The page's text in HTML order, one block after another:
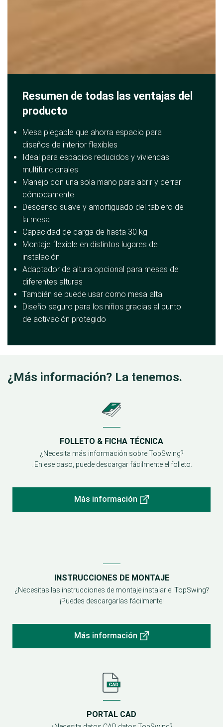
Resumen de todas las ventajas del
producto
Mesa plegable que ahorra espacio para
diseños de interior flexibles
Ideal para espacios reducidos y viviendas
multifuncionales
Manejo con una sola mano para abrir y cerrar
cómodamente
Descenso suave y amortiguado del tablero de
la mesa
Capacidad de carga de hasta 30 kg
Montaje flexible en distintos lugares de
instalación
Adaptador de altura opcional para mesas de
diferentes alturas
También se puede usar como mesa alta
Diseño seguro para los niños gracias al punto
de activación protegido
¿Más información? La tenemos.
FOLLETO & FICHA TÉCNICA
¿Necesita más información sobre TopSwing?
. En ese caso, puede descargar fácilmente el folleto.
Más información
INSTRUCCIONES DE MONTAJE
¿Necesitas las instrucciones de montaje instalar el TopSwing?
¡Puedes descargarlas fácilmente!
Más información
PORTAL CAD